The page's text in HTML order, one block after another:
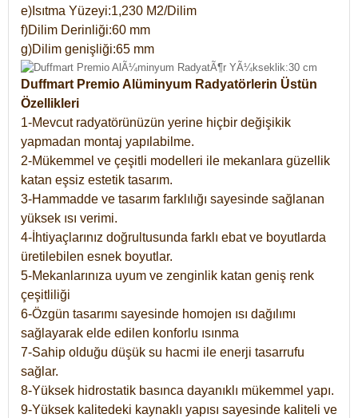
e)Isıtma Yüzeyi:1,230 M2/Dilim
f)Dilim Derinliği:60 mm
g)Dilim genişliği:65 mm
Duffmart Premio Alüminyum Radyatörlerin Üstün
Özellikleri
1-Mevcut radyatörünüzün yerine hiçbir değişikik
yapmadan montaj yapılabilme.
2-Mükemmel ve çeşitli modelleri ile mekanlara güzellik
katan eşsiz estetik tasarım.
3-Hammadde ve tasarım farklılığı sayesinde sağlanan
yüksek ısı verimi.
4-İhtiyaçlarınız doğrultusunda farklı ebat ve boyutlarda
üretilebilen esnek boyutlar.
5-Mekanlarınıza uyum ve zenginlik katan geniş renk
çeşitliliği
6-Özgün tasarımı sayesinde homojen ısı dağılımı
sağlayarak elde edilen konforlu ısınma
7-Sahip olduğu düşük su hacmi ile enerji tasarrufu
sağlar.
8-Yüksek hidrostatik basınca dayanıklı mükemmel yapı.
9-Yüksek kalitedeki kaynaklı yapısı sayesinde kaliteli ve